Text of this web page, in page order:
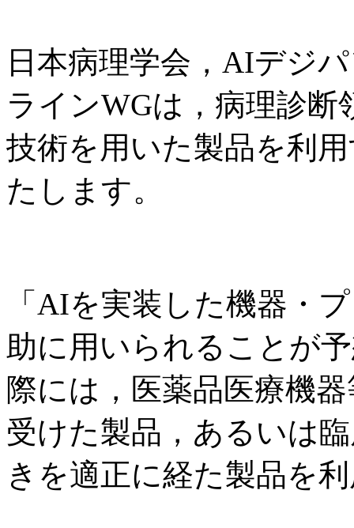
日本病理学会，AIデジ
ラインWGは，病理診
技術を用いた製品を利
たします。
「AIを実装した機器・
助に用いられることが
際には，医薬品医療機
受けた製品，あるいは
きを適正に経た製品を